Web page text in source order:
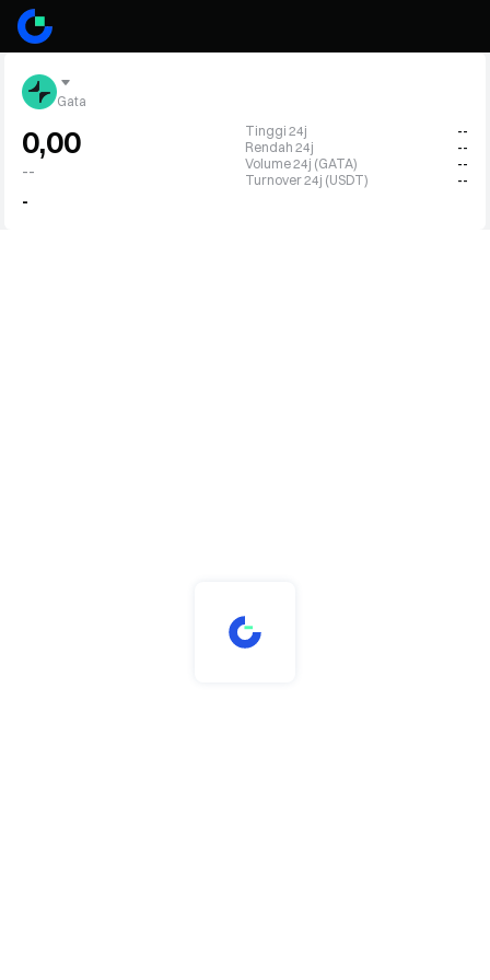
Gata
0,00
--
-
Tinggi 24j
--
Rendah 24j
--
Volume 24j (GATA)
--
Turnover 24j (USDT)
--